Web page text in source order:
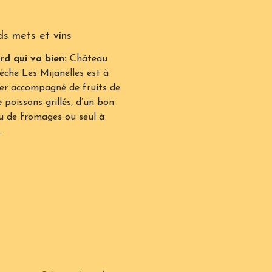
mets et vins
qui va bien: Château
Les Mijanelles est à
accompagné de fruits de
poissons grillés, d’un bon
de fromages ou seul à